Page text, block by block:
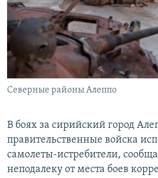
РАСПИСАНИЕ ВЕЩАНИЯ
ПОДПИШИТЕСЬ НА РАССЫЛКУ
СОЦИАЛЬНЫЕ СЕТИ
Все сайты РСЕ/РС
Северные районы Алеппо
В боях за сирийский город
правительственные войска
самолеты-истребители,
неподалеку от места боев